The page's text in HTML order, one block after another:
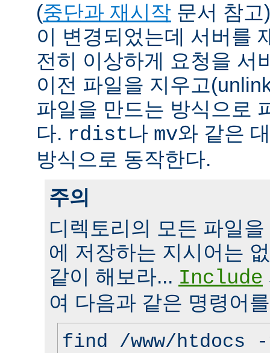
(중단과 재시작 문서 참
이 변경되었는데 서버를
전히 이상하게 요청을 서
이전 파일을 지우고
파일을 만드는 방식으로
다. rdist나 mv와 같은
방식으로 동작한다.
주의
디렉토리의 모든 파일
에 저장하는 지시어는
같이 해보라... Include
여 다음과 같은 명령어
find /www/